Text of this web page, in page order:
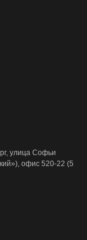
улица Софьи
офис 520-22 (5